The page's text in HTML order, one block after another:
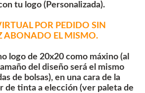
tu logo (Personalizada).
POR PEDIDO SIN
ABONADO EL MISMO.
logo de 20x20 como máxino (al
del diseño será el mismo
de bolsas), en una cara de la
de tinta a elección (ver paleta de